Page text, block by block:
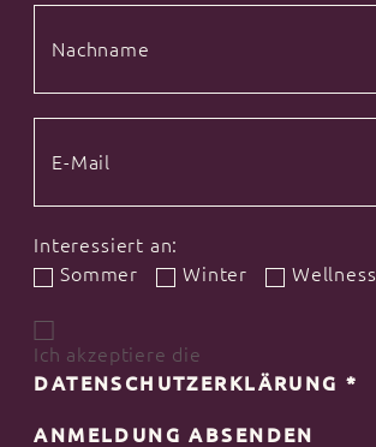
Interessiert an:
Sommer
Winter Wellness
Ich akzeptiere die
DATENSCHUTZERKLÄRUNG*
ANMELDUNG ABSENDEN